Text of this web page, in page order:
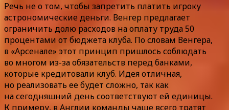
Речь не о том, чтобы запретить платить игроку
астрономические деньги. Венгер предлагает
ограничить долю расходов на оплату труда 50
процентами от бюджета клуба. По словам Венгера,
в «Арсенале» этот принцип пришлось соблюдать
во многом из-за обязательств перед банками,
которые кредитовали клуб. Идея отличная,
но реализовать ее будет сложно, так как
на сегодняшний день соответствуют ей единицы.
К примеру, в Англии команды чаще всего тратят